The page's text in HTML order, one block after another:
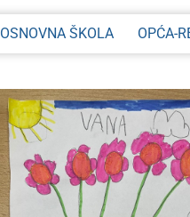
OSNOVNA ŠKOLA OPĆA-